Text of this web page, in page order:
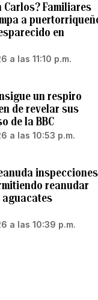
Carlos? Familiares
a
en
a las 11:10 p.m.
un respiro
de revelar sus
de la BBC
a las 10:53 p.m.
inspecciones
reanudar
a las 10:39 p.m.